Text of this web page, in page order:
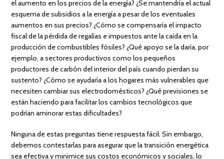
el aumento en los precios de la energía? ¿Se mantendría el actual
esquema de subsidios a la energía a pesar de los eventuales
aumentos en sus precios? ¿Cómo se compensaría el impacto
fiscal de la pérdida de regalías e impuestos ante la caída en la
producción de combustibles fósiles? ¿Qué apoyo se la daría, por
ejemplo, a sectores productivos como los pequeños
productores de carbón del interior del país cuando pierdan su
sustento? ¿Cómo se ayudaría a los hogares más vulnerables que
necesiten cambiar sus electrodomésticos? ¿Qué previsiones se
están haciendo para facilitar los cambios tecnológicos que
podrían aminorar estas dificultades?
Ninguna de estas preguntas tiene respuesta fácil. Sin embargo,
debemos contestarlas para asegurar que la transición energética
sea efectiva y minimice sus costos económicos y sociales, lo